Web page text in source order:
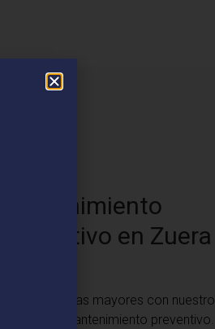
Mantenimiento
Preventivo en Zuera
Evita problemas mayores con nuestro
servicio de mantenimiento preventivo.